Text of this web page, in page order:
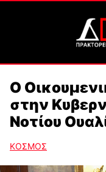
Ο
στην
Νοτίου
ΚΟΣΜΟΣ